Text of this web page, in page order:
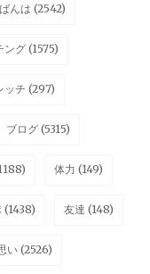
んは (2542)
ング(1575)
ッチ (297)
ブログ (5315)
体力 (149)
(1438) 友達 (148)
い (2526)